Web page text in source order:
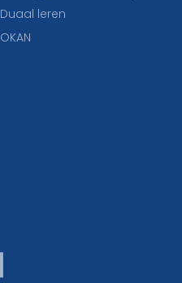
Duaal leren
OKAN